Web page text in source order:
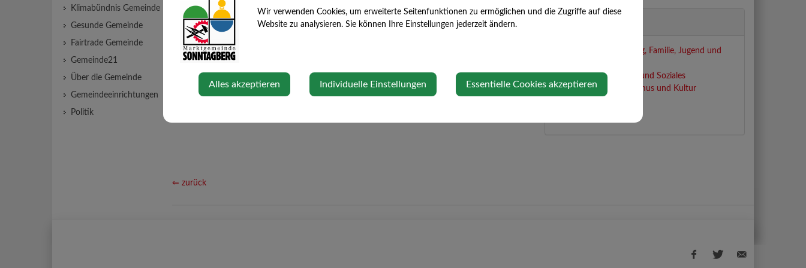
Ausschuss für Bildung, Familie, Jugend und
Ausschuss für Sport und Soziales
Ausschuss für Tourismus und Kultur
⇐ zurück
Klimabündnis Gemeinde
Gesunde Gemeinde
Fairtrade Gemeinde
Gemeinde21
Über die Gemeinde
Gemeindeeinrichtungen
Politik
Wir verwenden Cookies, um erweiterte Seitenfunktionen zu ermöglichen und die Zugriffe auf diese
Website zu analysieren. Sie können Ihre Einstellungen jederzeit ändern.
Alles akzeptieren Individuelle Einstellungen Essentielle Cookies akzeptieren